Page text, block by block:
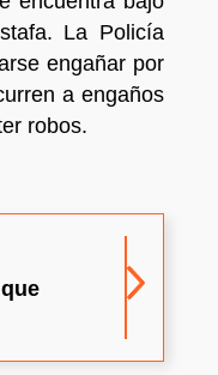
La Policía
engañar por
a engaños
robos.